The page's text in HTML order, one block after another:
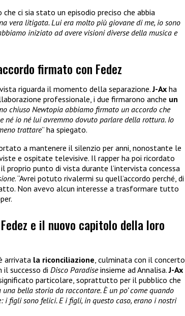
ci sia stato un episodio preciso che abbia
vera litigata. Lui era molto più giovane di me, io sono
iniziato ad avere visioni diverse della musica e
firmato con Fedez
riguarda il momento della separazione.J-Ax ha
professionale, i due firmarono anche un
chiuso Newtopia abbiamo firmato un accordo che
né io né lui avremmo dovuto parlare della rottura. Io
trattare” ha spiegato.
a mantenere il silenzio per anni, nonostante le
e ospitate televisive. Il rapper ha poi ricordato
proprio punto di vista durante l’intervista concessa
. “Avrei potuto rivalermi su quell’accordo perché, di
Non avevo alcun interesse a trasformare tutto
e il nuovo capitolo della loro
arrivata la riconciliazione , culminata con il concerto
il successo di Disco Paradiseinsieme ad Annalisa.J-Ax
particolare, soprattutto per il pubblico che
una bella storia da raccontare. È un po’ come quando
figli sono felici. E i figli, in questo caso, erano i nostri